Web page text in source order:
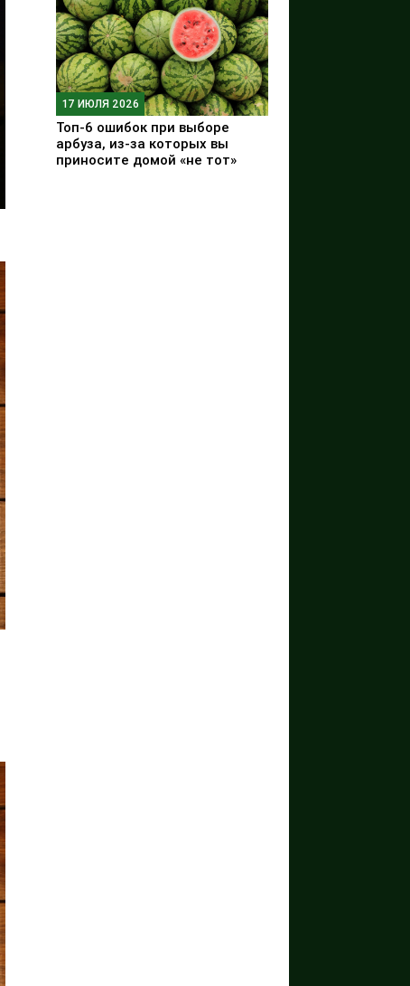
17 ИЮЛЯ 2026
Топ-6 ошибок при выборе
арбуза, из-за которых вы
приносите домой «не тот»